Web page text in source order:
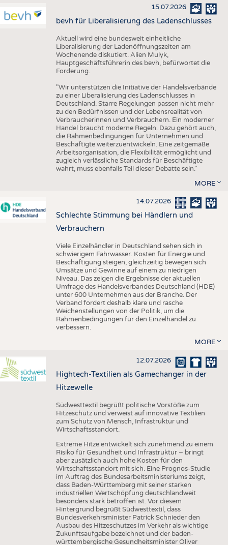
15.07.2026
bevh für Liberalisierung des Ladenschlusses
Aktuell wird eine bundesweit einheitliche
Liberalisierung der Ladenöffnungszeiten am
Wochenende diskutiert. Alien Mulyk,
Hauptgeschäftsführerin des bevh, befürwortet die
Forderung.
"Wir unterstützen die Initiative der Handelsverbände
zu einer Liberalisierung des Ladenschlusses in
Deutschland. Starre Regelungen passen nicht mehr
zu den Bedürfnissen und der Lebensrealität von
Verbraucherinnen und Verbrauchern. Ein moderner
Handel braucht moderne Regeln. Dazu gehört auch,
die Rahmenbedingungen für Unternehmen und
Beschäftigte weiterzuentwickeln. Eine zeitgemäße
Arbeitsorganisation, die Flexibilität ermöglicht und
zugleich verlässliche Standards für Beschäftigte
wahrt, muss ebenfalls Teil dieser Debatte sein."
MORE
14.07.2026
Schlechte Stimmung bei Händlern und
Verbrauchern
Viele Einzelhändler in Deutschland sehen sich in
schwierigem Fahrwasser. Kosten für Energie und
Beschäftigung steigen, gleichzeitig bewegen sich
Umsätze und Gewinne auf einem zu niedrigen
Niveau. Das zeigen die Ergebnisse der aktuellen
Umfrage des Handelsverbandes Deutschland (HDE)
unter 600 Unternehmen aus der Branche. Der
Verband fordert deshalb klare und rasche
Weichenstellungen von der Politik, um die
Rahmenbedingungen für den Einzelhandel zu
verbessern.
MORE
12.07.2026
Hightech-Textilien als Gamechanger in der
Hitzewelle
Südwesttextil begrüßt politische Vorstöße zum
Hitzeschutz und verweist auf innovative Textilien
zum Schutz von Mensch, Infrastruktur und
Wirtschaftsstandort.
Extreme Hitze entwickelt sich zunehmend zu einem
Risiko für Gesundheit und Infrastruktur – bringt
aber zusätzlich auch hohe Kosten für den
Wirtschaftsstandort mit sich. Eine Prognos-Studie
im Auftrag des Bundesarbeitsministeriums zeigt,
dass Baden-Württemberg mit seiner starken
industriellen Wertschöpfung deutschlandweit
besonders stark betroffen ist. Vor diesem
Hintergrund begrüßt Südwesttextil, dass
Bundesverkehrsminister Patrick Schnieder den
Ausbau des Hitzeschutzes im Verkehr als wichtige
Zukunftsaufgabe bezeichnet und der baden-
württembergische Gesundheitsminister Oliver